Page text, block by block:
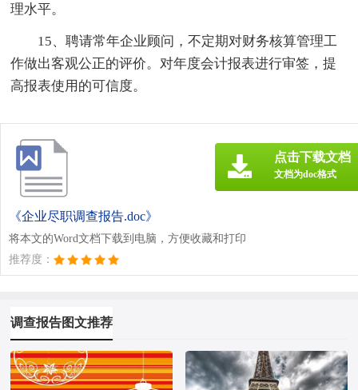
理水平。
15、聘请常年企业顾问，不定期对财务核算管理工
作做出客观公正的评价。对年度会计报表进行审签，提
高报表使用的可信度。
《企业尽职调查报告.doc》
将本文的Word文档下载到电脑，方便收藏和打印
推荐度：
点击下载文档
文档为doc格式
调查报告图文推荐